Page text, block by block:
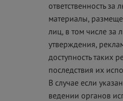
ответственность
материалы,
лиц, в том числе
утверждения,
доступность таких
последствия их
В случае если
ведении органов